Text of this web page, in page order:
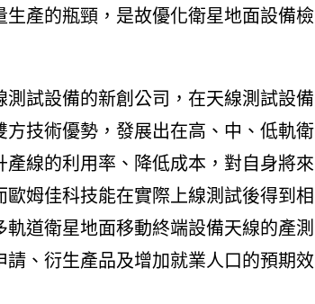
產的瓶頸，是故優化衛星地面設備檢
試設備的新創公司，在天線測試設備
方技術優勢，發展出在高、中、低軌衛
線的利用率、降低成本，對自身將來
姆佳科技能在實際上線測試後得到相
道衛星地面移動終端設備天線的產測
、衍生產品及增加就業人口的預期效